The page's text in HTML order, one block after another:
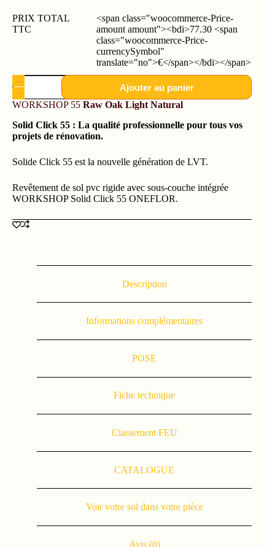
PRIX TOTAL
TTC
<span class="woocommerce-Price-
amount amount"><bdi>77.30 <span
class="woocommerce-Price-
currencySymbol"
translate="no">€</span></bdi></span>
Ajouter au panier
WORKSHOP 55 Raw Oak Light Natural
Solid Click 55 : La qualité professionnelle pour tous vos
projets de rénovation.
Solide Click 55 est la nouvelle génération de LVT.
Revêtement de sol pvc rigide avec sous-couche intégrée
WORKSHOP Solid Click 55 ONEFLOR.
Description
Informations complémentaires
POSE
Fiche technique
Classement FEU
CATALOGUE
Voir votre sol dans votre pièce
Avis (0)